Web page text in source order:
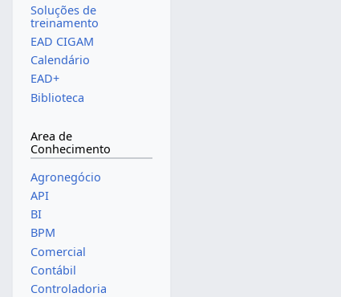
Soluções de
treinamento
EAD CIGAM
Calendário
EAD+
Biblioteca
Area de
Conhecimento
Agronegócio
API
BI
BPM
Comercial
Contábil
Controladoria